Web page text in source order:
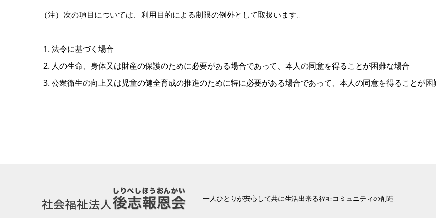
（注）次の項目については、利用目的による制限の例外として取扱います。
法令に基づく場合
人の生命、身体又は財産の保護のために必要がある場合であって、本人の同意を得ることが困難な場合
公衆衛生の向上又は児童の健全育成の推進のために特に必要がある場合であって、本人の同意を得ることが困
一人ひとりが安心して共に生活出来る福祉コミュニティの創造